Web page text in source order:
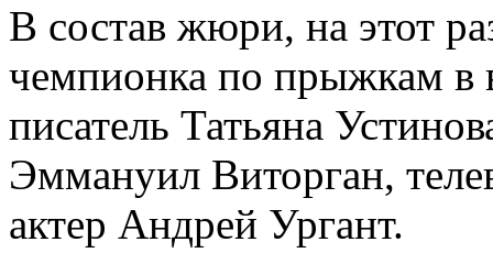
В состав жюри, на этот
чемпионка по прыжкам в
писатель Татьяна
Эммануил Виторган,
актер Андрей Ургант.